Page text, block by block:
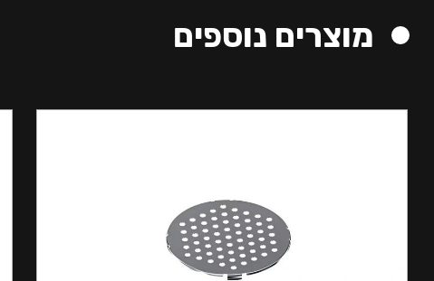
מוצרים נוספים